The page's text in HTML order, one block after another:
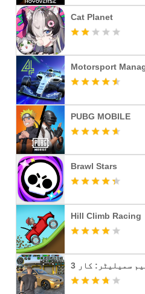
Cat Planet
Motorsport
PUBG MOBILE
Brawl Stars
Hill Climb Racing